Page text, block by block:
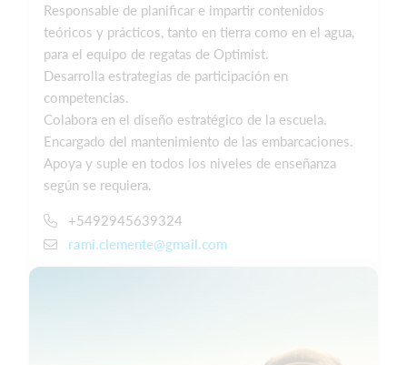
Responsable de planificar e impartir contenidos
teóricos y prácticos, tanto en tierra como en el agua,
para el equipo de regatas de Optimist.
Desarrolla estrategias de participación en
competencias.
Colabora en el diseño estratégico de la escuela.
Encargado del mantenimiento de las embarcaciones.
Apoya y suple en todos los niveles de enseñanza
según se requiera.
+5492945639324
rami.clemente@gmail.com